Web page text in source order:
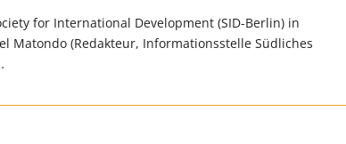
for International Development (SID-Berlin) in
Matondo (Redakteur, Informationsstelle Südliches